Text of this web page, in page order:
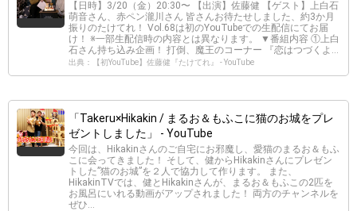
【日時】3/20（金）20:30〜 【出演】佐藤健 【ゲスト】上白石
萌音さん、赤ペン瀧川さん 皆さんお待たせしました、約3か月
振りのたけてれ！ Vol.68は初のYouTubeでの生配信にてお届
け！ ※一部生配信時の内容とは異なります。 ▼番組内容 ①上白
石さん持ち込み企画！ 打倒、魔王のコーナー 『恋はつづくよ...
出典：【初YouTube】佐藤健『たけてれ』 - YouTube
「Takeru×Hikakin / まるお＆もふこに猫のお城をプレ
ゼントしました」 - YouTube
今回は、Hikakinさんのご自宅にお邪魔し、愛猫のまるお＆もふ
こに会ってきました！ そして、健からHikakinさんにプレゼン
トした”猫のお城”を２人で協力して作ります。 また、
HikakinTVでは、健とHikakinさんが、まるお＆もふこの2匹を
お風呂にいれる動画がアップされました！ 両方のチャンネルを
ぜひ...